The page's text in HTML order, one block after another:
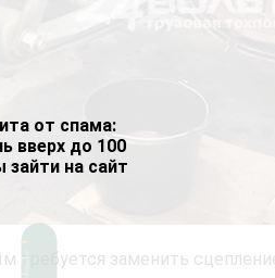
от спама:
вверх до 100
зайти на сайт
требуется заменить